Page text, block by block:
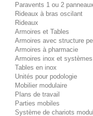
Paravents 1 ou 2 panneaux
Rideaux à bras oscilant
Rideaux
Armoires et Tables
Armoires avec structure
Armoires à pharmacie
Armoires inox et
Tables en inox
Unités pour podologie
Mobilier modulaire
Plans de travail
Parties mobiles
Système de chariots